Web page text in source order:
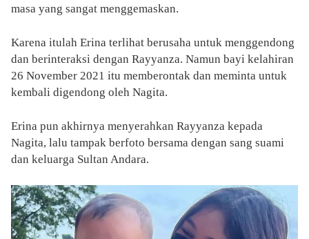
masa yang sangat menggemaskan.
Karena itulah Erina terlihat berusaha untuk menggendong
dan berinteraksi dengan Rayyanza. Namun bayi kelahiran
26 November 2021 itu memberontak dan meminta untuk
kembali digendong oleh Nagita.
Erina pun akhirnya menyerahkan Rayyanza kepada
Nagita, lalu tampak berfoto bersama dengan sang suami
dan keluarga Sultan Andara.